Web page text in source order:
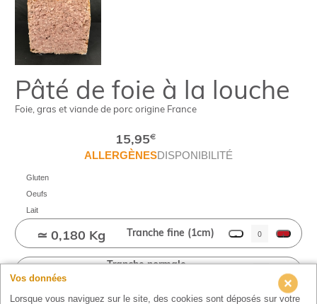
Pâté de foie à la louche
Foie, gras et viande de porc origine France
15,95€
ALLERGÈNESDISPONIBILITÉ
Gluten
Oeufs
Lait
Tranche fine (1cm) - +
≃ 0,180 Kg
Tranche normale
+
≃ 0,270 Kg
Vos données
Lorsque vous naviguez sur le site, des cookies sont déposés sur votre